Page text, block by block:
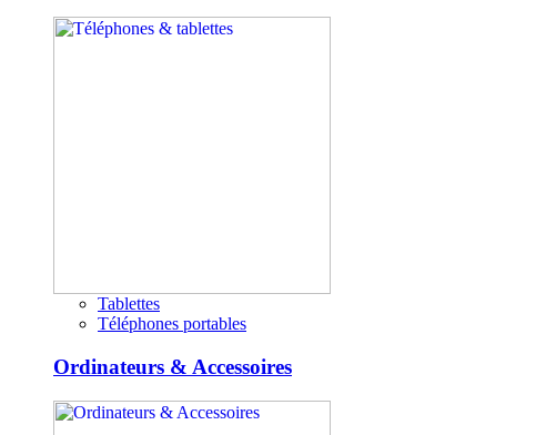
Tablettes
Téléphones portables
Ordinateurs & Accessoires